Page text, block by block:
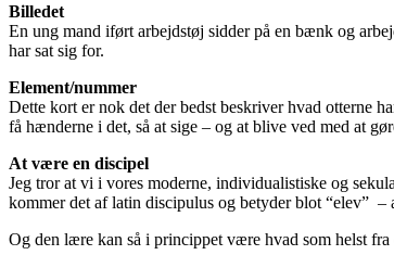
Billedet
En ung mand iført arbejdstøj sidder på en bænk og
har sat sig for.
Element/nummer
Dette kort er nok det der bedst beskriver hvad otterne
få hænderne i det, så at sige – og at blive ved med at
At være en discipel
Jeg tror at vi i vores moderne, individualistiske og
kommer det af latin discipulus og betyder blot “elev”
Og den lære kan så i princippet være hvad som helst